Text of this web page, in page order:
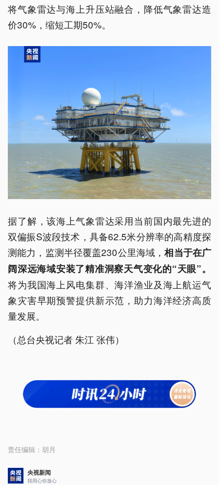
将气象雷达与海上升压站融合，降低气象雷达造
价30%，缩短工期50%。
据了解，该海上气象雷达采用当前国内最先进的
双偏振S波段技术，具备62.5米分辨率的高精度探
测能力，监测半径覆盖230公里海域，相当于在广
阔深远海域安装了精准洞察天气变化的“天眼”。
将为我国海上风电集群、海洋渔业及海上航运气
象灾害早期预警提供新示范，助力海洋经济高质
量发展。
（总台央视记者 朱江 张伟）
责任编辑： 胡月
央视新闻
我用心你放心